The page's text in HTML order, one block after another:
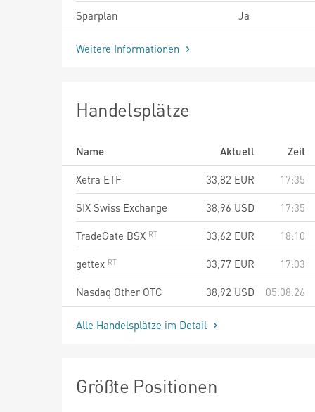
Sparplan
Ja
Weitere Informationen
Handelsplätze
Name Aktuell
Zeit
Xetra ETF
33,82 EUR
17:35
SIX Swiss Exchange
38,96 USD
17:35
TradeGate BSX
33,62 EUR
18:10
gettex
33,77 EUR
17:03
Nasdaq Other OTC
38,92 USD 05.08.26
Alle Handelsplätze im Detail
Größte Positionen